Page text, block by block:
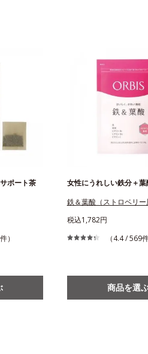
ポート茶
）
女性にうれしい鉄分＋葉
鉄＆葉酸（ストロベリー
税込1,782円
（4.4 / 569件
商品を選